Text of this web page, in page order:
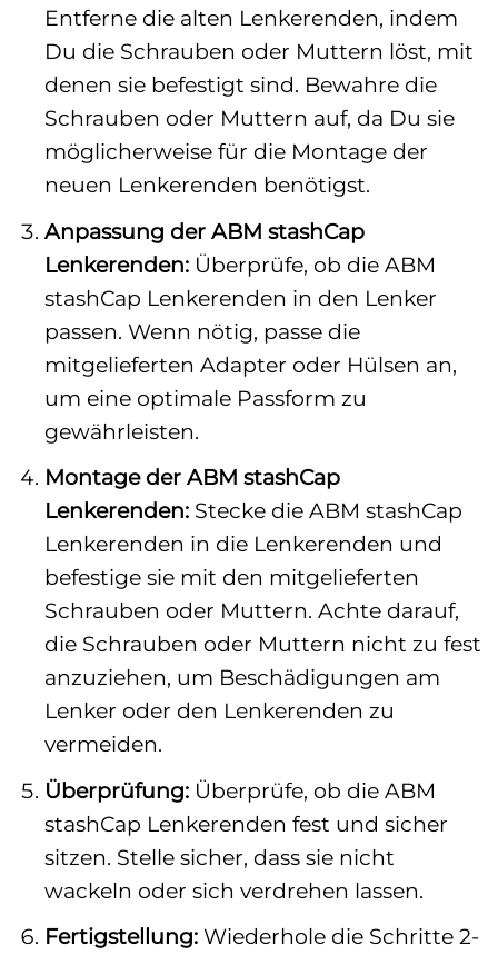
Entferne die alten Lenkerenden, indem
Du die Schrauben oder Muttern löst, mit
denen sie befestigt sind. Bewahre die
Schrauben oder Muttern auf, da Du sie
möglicherweise für die Montage der
neuen Lenkerenden benötigst.
Anpassung der ABM stashCap
Lenkerenden:Überprüfe, ob die ABM
stashCap Lenkerenden in den Lenker
passen. Wenn nötig, passe die
mitgelieferten Adapter oder Hülsen an,
um eine optimale Passform zu
gewährleisten.
Montage der ABM stashCap
Lenkerenden:Stecke die ABM stashCap
Lenkerenden in die Lenkerenden und
befestige sie mit den mitgelieferten
Schrauben oder Muttern. Achte darauf,
die Schrauben oder Muttern nicht zu fest
anzuziehen, um Beschädigungen am
Lenker oder den Lenkerenden zu
vermeiden.
Überprüfung:Überprüfe, ob die ABM
stashCap Lenkerenden fest und sicher
sitzen. Stelle sicher, dass sie nicht
wackeln oder sich verdrehen lassen.
Fertigstellung:Wiederhole die Schritte 2-